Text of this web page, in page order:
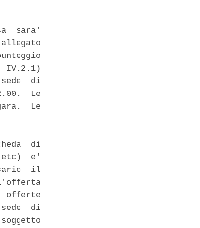
sara'
IV.2.1)
di
Le
Le
di
e'
il
offerte
di